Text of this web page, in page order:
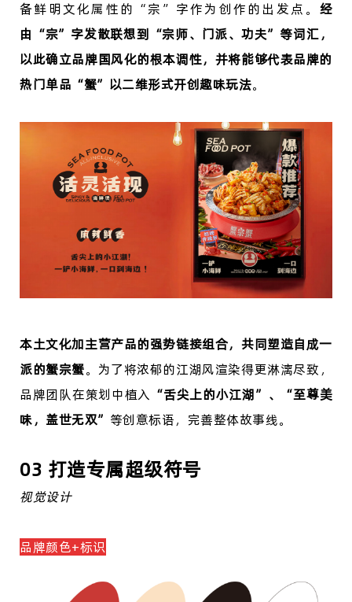
备鲜明文化属性的 “宗”字作为创作的出发点。 经
由 “宗”字发散联想到“宗师、门派、功夫”等词汇，
以此确立品牌国风化的根本调性，并将能够代表品牌的
热门单品“蟹”以二维形式开创趣味玩法。
本土文化加主营产品的强势链接组合，共同塑造自成一
派的蟹宗蟹。为了将浓郁的江湖风渲染得更淋漓尽致，
品牌团队在策划中植入 “舌尖上的小江湖”、“至尊美
味，盖世无双” 等创意标语，完善整体故事线。
03 打造专属超级符号
视觉设计
品牌颜色+标识